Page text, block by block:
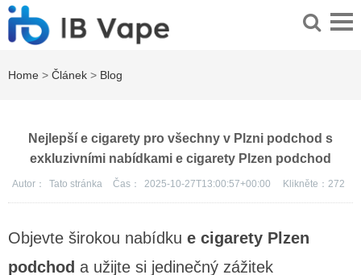
Home > Článek > Blog
Nejlepší e cigarety pro všechny v Plzni podchod s
exkluzivními nabídkami e cigarety Plzen podchod
Autor： Tato stránka Čas： 2025-10-27T13:00:57+00:00 Klikněte： 272
Objevte širokou nabídku e cigarety Plzen
podchod a užijte si jedinečný zážitek